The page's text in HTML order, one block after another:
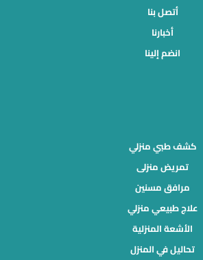
أتصل بنا
أخبارنا
انضم إلينا
كشف طبي منزلي
تمريض منزلى
مرافق مسنين
علاج طبيعي منزلي
الأشعة المنزلية
تحاليل في المنزل